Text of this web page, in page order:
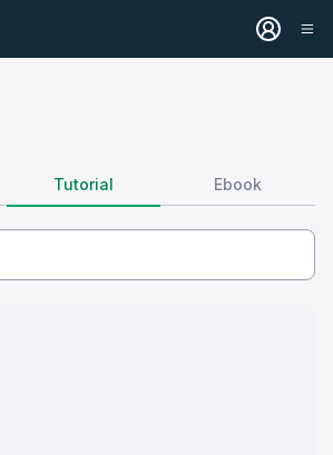
Tutorial Ebook